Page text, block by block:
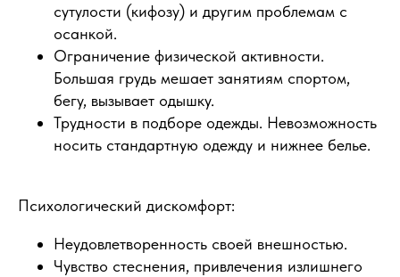
сутулости (кифозу) и другим проблемам с
осанкой.
Ограничение физической активности.
Большая грудь мешает занятиям спортом,
бегу, вызывает одышку.
Трудности в подборе одежды. Невозможность
носить стандартную одежду и нижнее белье.
Психологический дискомфорт:
Неудовлетворенность своей внешностью.
Чувство стеснения, привлечения излишнего